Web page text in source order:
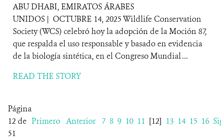
ABU DHABI, EMIRATOS ÁRABES
UNIDOS | OCTUBRE 14, 2025 Wildlife Conservation
Society (WCS) celebró hoy la adopción de la Moción 87,
que respalda el uso responsable y basado en evidencia
de la biología sintética, en el Congreso Mundial ...
READ THE STORY
Página
12 de
51
Primero Anterior 7 8 9 10 11 [12] 13 14 15 16